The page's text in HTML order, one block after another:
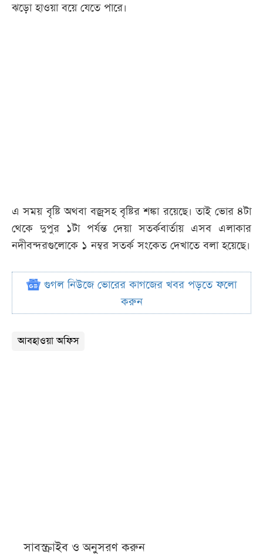
ঝড়ো হাওয়া বয়ে যেতে পারে।
এ সময় বৃষ্টি অথবা বজ্রসহ বৃষ্টির শঙ্কা রয়েছে। তাই ভোর ৪টা
থেকে দুপুর ১টা পর্যন্ত দেয়া সতর্কবার্তায় এসব এলাকার
নদীবন্দরগুলোকে ১ নম্বর সতর্ক সংকেত দেখাতে বলা হয়েছে।
গুগল নিউজে ভোরের কাগজের খবর পড়তে ফলো
করুন
আবহাওয়া অফিস
সাবস্ক্রাইব ও অনুসরণ করুন